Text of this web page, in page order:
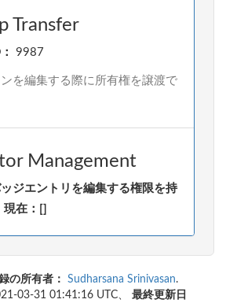
Transfer
9987
ンを編集する際に所有権を譲渡で
Management
ッジエントリを編集する権限を持
現在：[]
の所有者： Sudharsana Srinivasan.
03-31 01:41:16 UTC、 最終更新日